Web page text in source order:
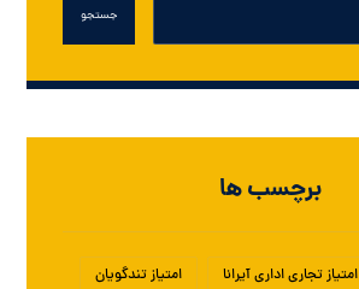
جستجو
برچسب ها
امتیاز تجاری اداری آیرانا امتیاز تندگویان